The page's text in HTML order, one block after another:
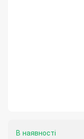
В наявності